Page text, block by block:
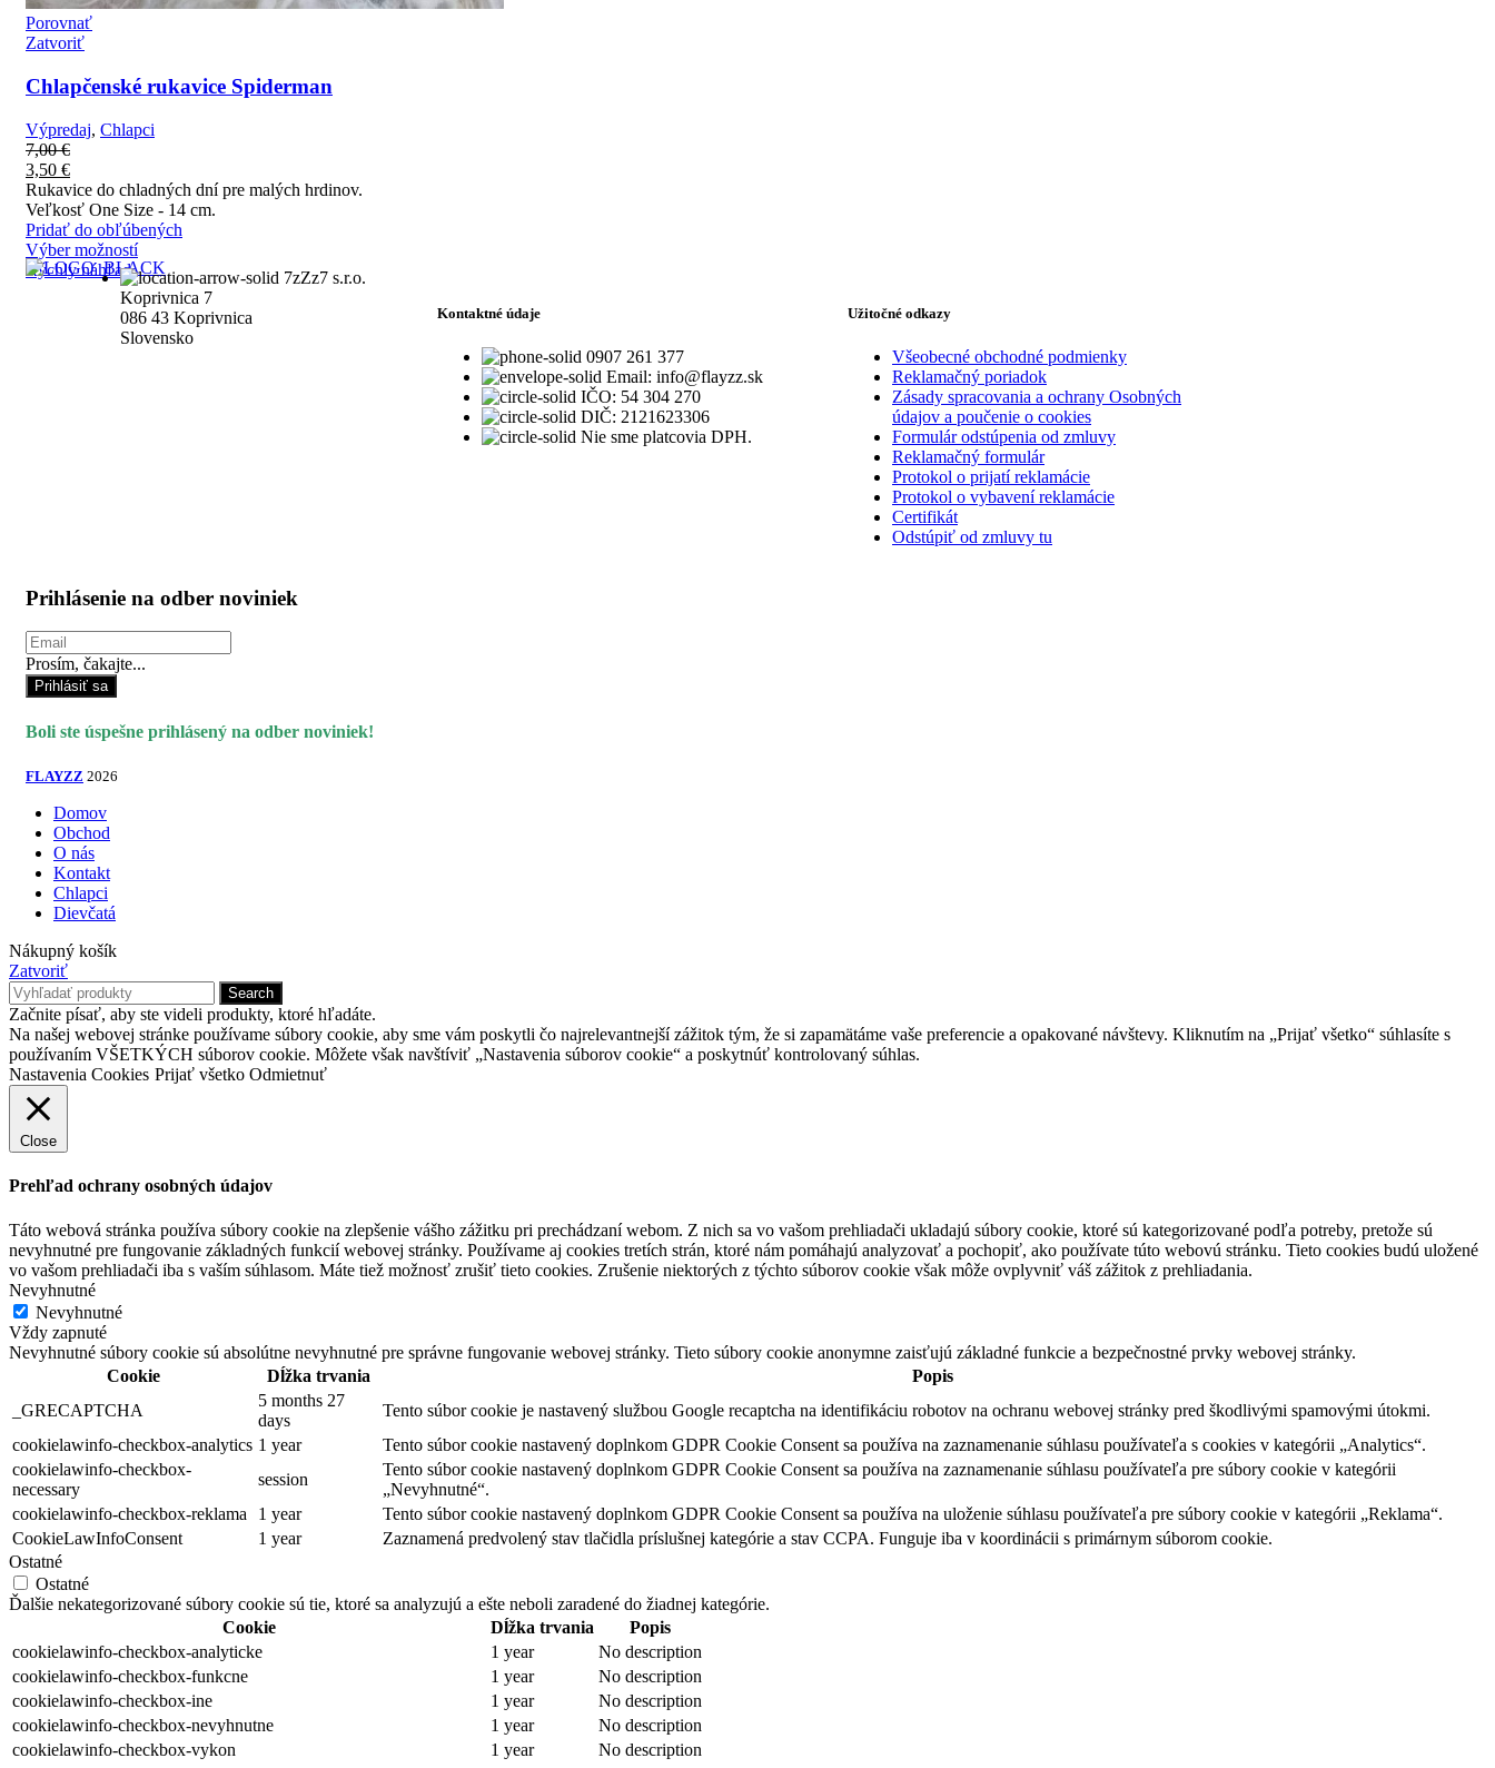
Porovnať
Zatvoriť
Chlapčenské rukavice Spiderman
Výpredaj, Chlapci
7,00€
3,50 €
Rukavice do chladných dní pre malých hrdinov.
Veľkosť One Size - 14 cm.
Pridať do obľúbených
Výber možností
Rýchly náhľad
7zZz7 s.r.o.
Koprivnica 7
086 43 Koprivnica
Slovensko
Kontaktné údaje
0907 261 377
Email: info@flayzz.sk
IČO: 54 304 270
DIČ: 2121623306
Nie sme platcovia DPH.
Užitočné odkazy
Všeobecné obchodné podmienky
Reklamačný poriadok
Zásady spracovania a ochrany Osobných
údajov a poučenie o cookies
Formulár odstúpenia od zmluvy
Reklamačný formulár
Protokol o prijatí reklamácie
Protokol o vybavení reklamácie
Certifikát
Odstúpiť od zmluvy tu
Prihlásenie na odber noviniek
Prosím, čakajte...
Prihlásiť sa
Boli ste úspešne prihlásený na odber noviniek!
FLAYZZ 2026
Domov
Obchod
O nás
Kontakt
Chlapci
Dievčatá
Nákupný košík
Zatvoriť
Search
Začnite písať, aby ste videli produkty, ktoré hľadáte.
Na našej webovej stránke používame súbory cookie, aby sme vám poskytli čo najrelevantnejší zážitok tým, že si zapamätáme vaše preferencie a opakované návštevy. Kliknutím na „Prijať všetko“ súhlasíte s
používaním VŠETKÝCH súborov cookie. Môžete však navštíviť „Nastavenia súborov cookie“ a poskytnúť kontrolovaný súhlas.
Nastavenia Cookies Prijať všetko Odmietnuť
Close
Prehľad ochrany osobných údajov
Táto webová stránka používa súbory cookie na zlepšenie vášho zážitku pri prechádzaní webom. Z nich sa vo vašom prehliadači ukladajú súbory cookie, ktoré sú kategorizované podľa potreby, pretože sú
nevyhnutné pre fungovanie základných funkcií webovej stránky. Používame aj cookies tretích strán, ktoré nám pomáhajú analyzovať a pochopiť, ako používate túto webovú stránku. Tieto cookies budú uložené
vo vašom prehliadači iba s vaším súhlasom. Máte tiež možnosť zrušiť tieto cookies. Zrušenie niektorých z týchto súborov cookie však môže ovplyvniť váš zážitok z prehliadania.
Nevyhnutné
Nevyhnutné
Vždy zapnuté
Nevyhnutné súbory cookie sú absolútne nevyhnutné pre správne fungovanie webovej stránky. Tieto súbory cookie anonymne zaisťujú základné funkcie a bezpečnostné prvky webovej stránky.
Cookie
Dĺžka trvania
Popis
_GRECAPTCHA
5 months 27
days
Tento súbor cookie je nastavený službou Google recaptcha na identifikáciu robotov na ochranu webovej stránky pred škodlivými spamovými útokmi.
cookielawinfo-checkbox-analytics 1 year
Tento súbor cookie nastavený doplnkom GDPR Cookie Consent sa používa na zaznamenanie súhlasu používateľa s cookies v kategórii „Analytics“.
cookielawinfo-checkbox-
necessary
session
Tento súbor cookie nastavený doplnkom GDPR Cookie Consent sa používa na zaznamenanie súhlasu používateľa pre súbory cookie v kategórii
„Nevyhnutné“.
cookielawinfo-checkbox-reklama
1 year
Tento súbor cookie nastavený doplnkom GDPR Cookie Consent sa používa na uloženie súhlasu používateľa pre súbory cookie v kategórii „Reklama“.
CookieLawInfoConsent
1 year
Zaznamená predvolený stav tlačidla príslušnej kategórie a stav CCPA. Funguje iba v koordinácii s primárnym súborom cookie.
Ostatné
Ostatné
Ďalšie nekategorizované súbory cookie sú tie, ktoré sa analyzujú a ešte neboli zaradené do žiadnej kategórie.
Cookie
Dĺžka trvania
Popis
cookielawinfo-checkbox-analyticke
1 year
No description
cookielawinfo-checkbox-funkcne
1 year
No description
cookielawinfo-checkbox-ine
1 year
No description
cookielawinfo-checkbox-nevyhnutne
1 year
No description
cookielawinfo-checkbox-vykon
1 year
No description